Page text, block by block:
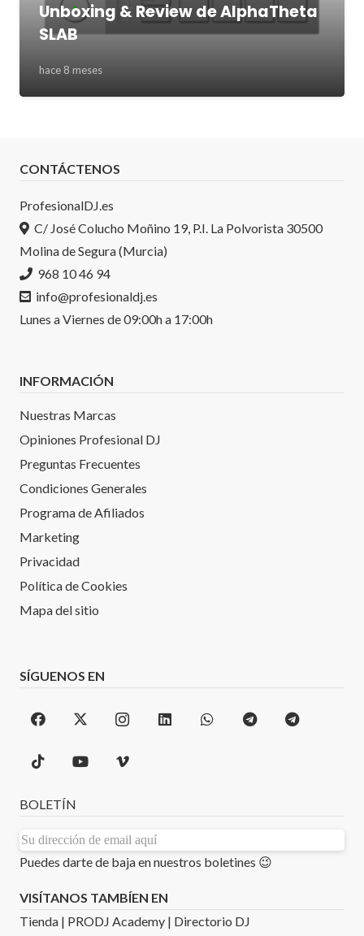
Unboxing & Review de AlphaTheta
SLAB
hace 8 meses
CONTÁCTENOS
ProfesionalDJ.es
C/ José Colucho Moñino 19, P.I. La Polvorista 30500
Molina de Segura (Murcia)
968 10 46 94
info@profesionaldj.es
Lunes a Viernes de 09:00h a 17:00h
INFORMACIÓN
Nuestras Marcas
Opiniones Profesional DJ
Preguntas Frecuentes
Condiciones Generales
Programa de Afiliados
Marketing
Privacidad
Política de Cookies
Mapa del sitio
SÍGUENOS EN
BOLETÍN
Puedes darte de baja en nuestros boletines 😉
VISÍTANOS TAMBÍEN EN
Tienda | PRODJ Academy | Directorio DJ